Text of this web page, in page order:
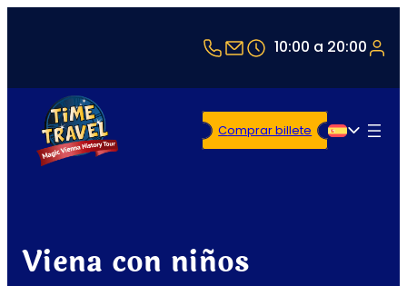
+43 1 5321514
office@timetravel-
10:00 a 20:00
Español
Comprar billete
Viena con niños